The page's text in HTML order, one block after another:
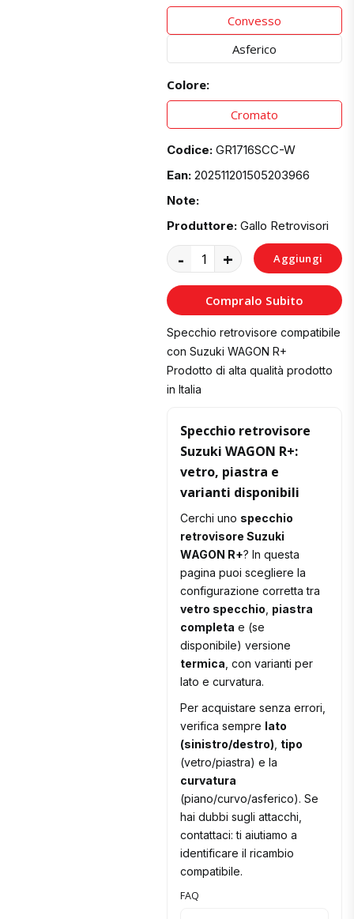
Convesso
Asferico
Colore:
Cromato
Codice: GR1716SCC-W
Ean: 202511201505203966
Note:
Produttore: Gallo Retrovisori
- + Aggiungi
al
Carrello
Compralo Subito
Specchio retrovisore compatibile
con Suzuki WAGON R+
Prodotto di alta qualità prodotto
in Italia
Specchio retrovisore
Suzuki WAGON R+:
vetro, piastra e
varianti disponibili
Cerchi uno specchio
retrovisore Suzuki
WAGON R+? In questa
pagina puoi scegliere la
configurazione corretta tra
vetro specchio piastra
completa e (se
disponibile) versione
termica , con varianti per
lato e curvatura.
Per acquistare senza errori,
verifica sempre lato
(sinistro/destro) tipo
(vetro/piastra) e la
curvatura
(piano/curvo/asferico). Se
hai dubbi sugli attacchi,
contattaci: ti aiutiamo a
identificare il ricambio
compatibile.
FAQ